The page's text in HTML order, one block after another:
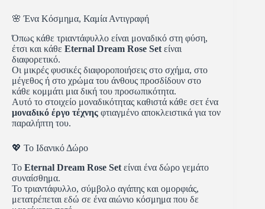
🌸 Ένα Κόσμημα, Καμία Αντιγραφή
Όπως κάθε τριαντάφυλλο είναι μοναδικό στη φύση,
έτσι και κάθε Eternal Dream Rose Set είναι
διαφορετικό.
Οι μικρές φυσικές διαφοροποιήσεις στο σχήμα, στο
μέγεθος ή στο χρώμα του άνθους προσδίδουν στο
κάθε κομμάτι μια δική του προσωπικότητα.
Αυτό το στοιχείο μοναδικότητας καθιστά κάθε σετ ένα
μοναδικό έργο τέχνης φτιαγμένο αποκλειστικά για τον
παραλήπτη του.
💖 Το Ιδανικό Δώρο
Το Eternal Dream Rose Set είναι ένα δώρο γεμάτο
συναίσθημα.
Το τριαντάφυλλο, σύμβολο αγάπης και ομορφιάς,
μετατρέπεται εδώ σε ένα αιώνιο κόσμημα που δε